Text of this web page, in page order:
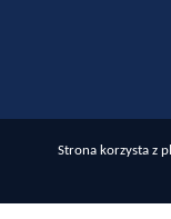
Strona korzysta z